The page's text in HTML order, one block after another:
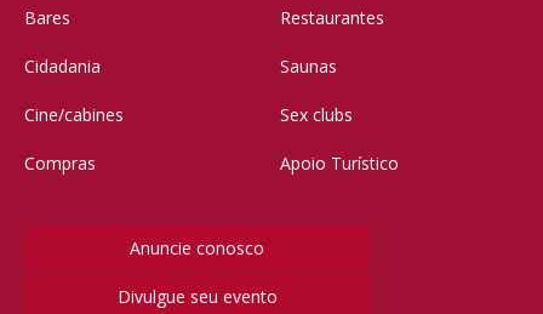
Bares
Cidadania
Cine/cabines
Compras
Restaurantes
Saunas
Sex clubs
Apoio Turístico
Anuncie conosco
Divulgue seu evento